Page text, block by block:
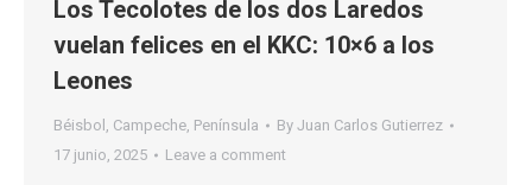
Los Tecolotes de los dos Laredos
vuelan felices en el KKC: 10×6 a los
Leones
Béisbol , Campeche, Península By Juan Carlos Gutierrez
17 junio, 2025
Leave a comment